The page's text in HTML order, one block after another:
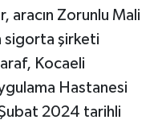
aracın Zorunlu Mali
sigorta şirketi
Kocaeli
Hastanesi
Şubat 2024 tarihli